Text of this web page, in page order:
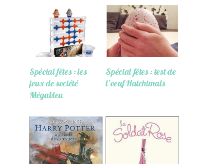
Spécial fêtes : les
jeux de société
Mégableu
Spécial fêtes : test de
l’oeuf Hatchimals